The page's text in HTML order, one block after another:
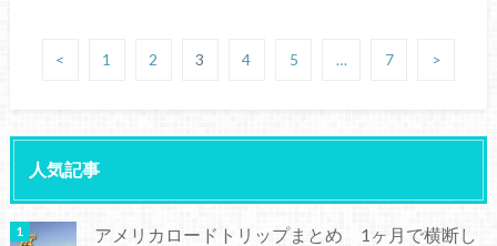
< 1 2 3 4 5 … 7 >
人気記事
アメリカロードトリップまとめ 1ヶ月で横断し